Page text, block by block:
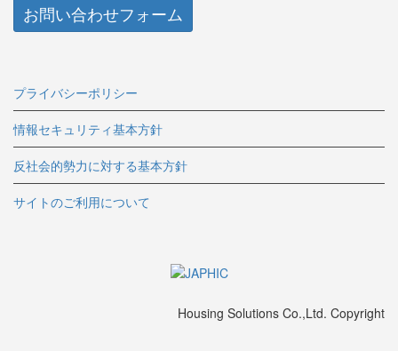
お問い合わせフォーム
プライバシーポリシー
情報セキュリティ基本方針
反社会的勢力に対する基本方針
サイトのご利用について
Housing Solutions Co.,Ltd. Copyright